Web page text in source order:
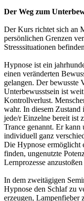
Der Weg zum
Der Kurs richtet sich an
persönlichen Grenzen
Stresssituationen
Hypnose ist ein
einen veränderten
gelangen. Der bewusste
Unterbewusstsein ist
Kontrollverlust.
wahr. In diesem Zustand
jede/r Einzelne bereit ist
Trance genannt. Er
individuell ganz
Die Hypnose ermöglicht
finden, ungenutzte
Lernprozesse
In dem zweitägigen
Hypnose den Schlaf zu
erzeugen, Lampenfieber